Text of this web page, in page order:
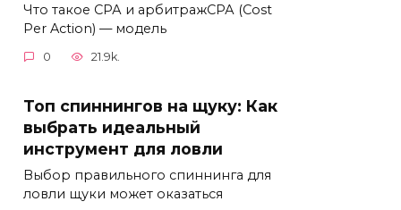
Что такое СРА и арбитражСРА (Cost
Per Action) — модель
0 21.9k.
Топ спиннингов на щуку: Как
выбрать идеальный
инструмент для ловли
Выбор правильного спиннинга для
ловли щуки может оказаться